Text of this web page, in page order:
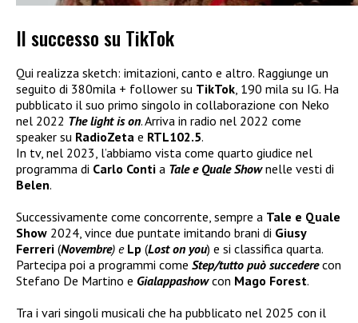
Il successo su TikTok
Qui realizza sketch: imitazioni, canto e altro. Raggiunge un
seguito di 380mila + follower su TikTok , 190 mila su IG. Ha
pubblicato il suo primo singolo in collaborazione con Neko
nel 2022 The light is on. Arriva in radio nel 2022 come
speaker su RadioZeta e RTL102.5.
In tv, nel 2023, l’abbiamo vista come quarto giudice nel
programma di Carlo Conti a Tale e Quale Shownelle vesti di
Belen.
Successivamente come concorrente, sempre a Tale e Quale
Show 2024, vince due puntate imitando brani di Giusy
Ferreri (Novembre) e Lp (Lost on you) e si classifica quarta.
Partecipa poi a programmi come Step/tutto può succederecon
Stefano De Martino e Gialappashowcon Mago Forest.
Tra i vari singoli musicali che ha pubblicato nel 2025 con il